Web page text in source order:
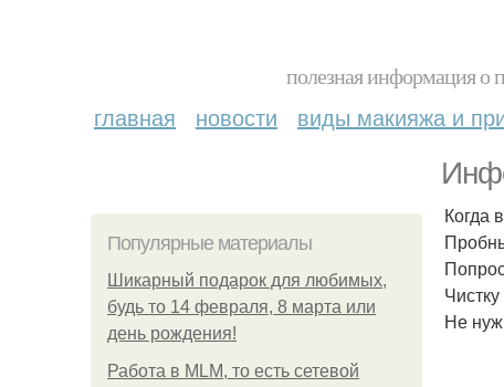
полезная информация о
главная новости виды макияжа и
Популярные материалы
Шикарный подарок для любимых,
будь то 14 февраля, 8 марта или
день рождения!
Работа в MLM, то есть сетевой
Когда
Не